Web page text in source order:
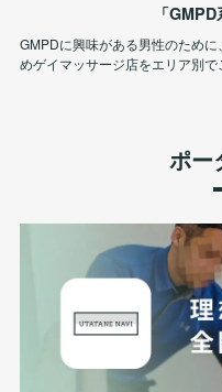
「
GMPDに興味がある男性のため
めゲイマッサージ店をエリア別で
ポー